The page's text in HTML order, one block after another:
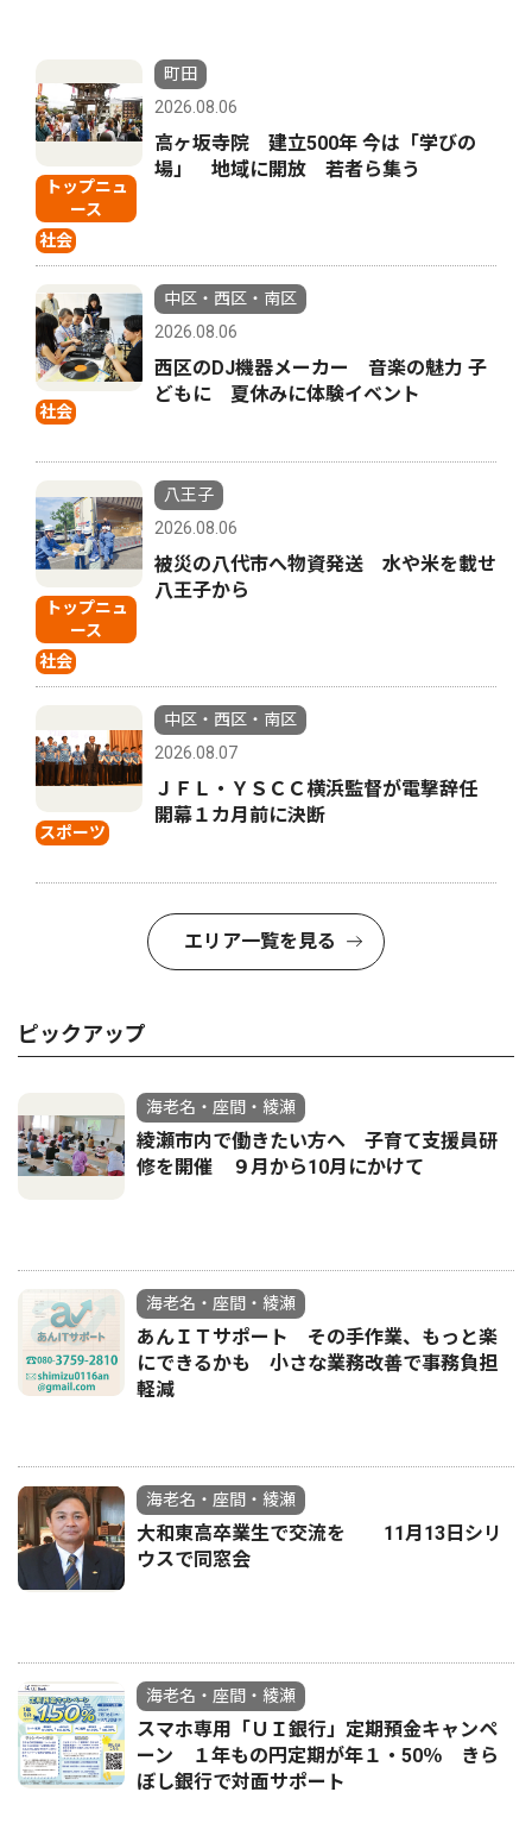
トップニュ
ース
社会
町田
2026.08.06
高ヶ坂寺院 建立500年 今は「学びの
場」 地域に開放 若者ら集う
社会
中区・西区・南区
2026.08.06
西区のDJ機器メーカー 音楽の魅力 子
どもに 夏休みに体験イベント
トップニュ
ース
社会
八王子
2026.08.06
被災の八代市へ物資発送 水や米を載せ
八王子から
スポーツ
中区・西区・南区
2026.08.07
ＪＦＬ・ＹＳＣＣ横浜監督が電撃辞任
開幕１カ月前に決断
エリア一覧を見る
ピックアップ
海老名・座間・綾瀬
綾瀬市内で働きたい方へ 子育て支援員研
修を開催 ９月から10月にかけて
海老名・座間・綾瀬
あんＩＴサポート その手作業、もっと楽
にできるかも 小さな業務改善で事務負担
軽減
海老名・座間・綾瀬
大和東高卒業生で交流を 11月13日シリ
ウスで同窓会
海老名・座間・綾瀬
スマホ専用「ＵＩ銀行」定期預金キャンペ
ーン １年もの円定期が年１・50％ きら
ぼし銀行で対面サポート